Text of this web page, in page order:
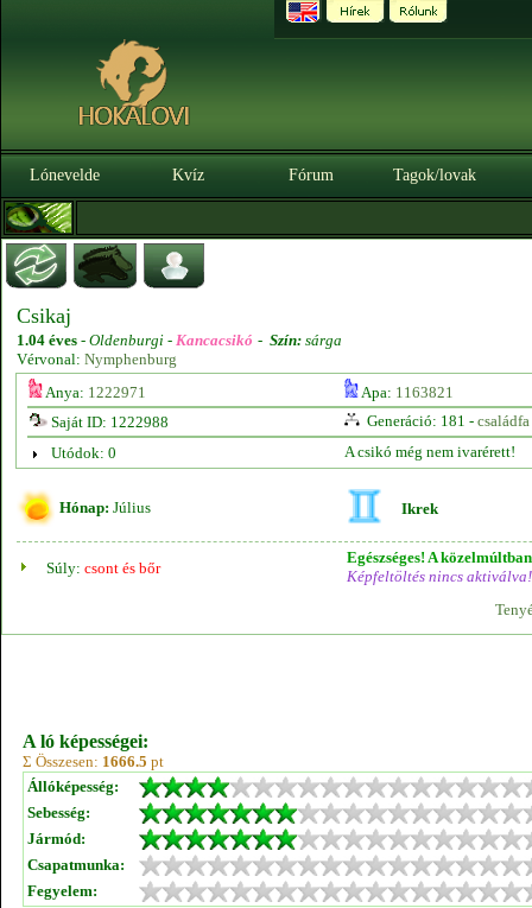
Lónevelde Kvíz Fórum Tagok/lovak
Csikaj
1.04 éves - Oldenburgi - Kancacsikó - Szín: sárga
Vérvonal: Nymphenburg
Anya: 1222971 Apa: 1163821
Saját ID: 1222988
Generáció: 181 - családfa
Utódok: 0
A csikó még nem ivarérett!
Hónap: Július Ikrek
Súly: csont és bőr
Egészséges! A
Képfeltöltés nincs aktiválva!
A ló képességei:
Σ Összesen: 1666.5 pt
Állóképesség:
Sebesség:
Jármód:
Csapatmunka:
Fegyelem: